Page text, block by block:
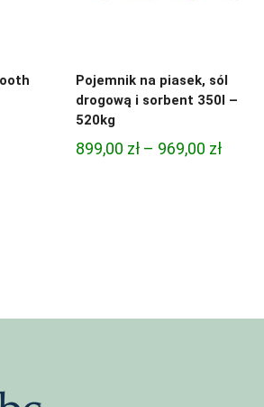
Pojemnik na piasek, sól
drogową i sorbent 350l –
520kg
899,00 zł – 969,00 zł